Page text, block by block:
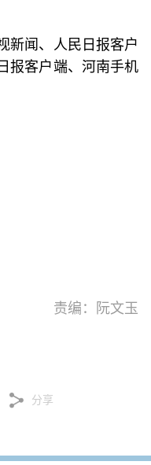
新闻、人民日报客户
报客户端、河南手机
责编：阮文玉
分享